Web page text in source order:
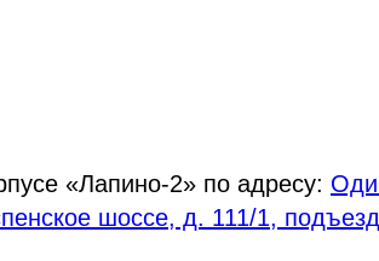
«Лапино-2» по адресу:
шоссе, д. 111/1,